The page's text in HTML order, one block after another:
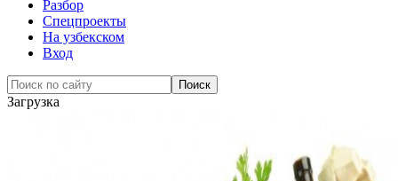
Разбор
Спецпроекты
На узбекском
Вход
Загрузка